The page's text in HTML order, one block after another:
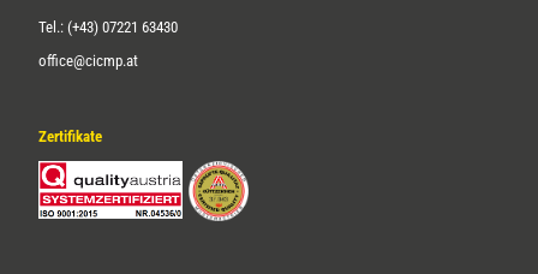
Tel.: (+43) 07221 63430
office@cicmp.at
Zertifikate